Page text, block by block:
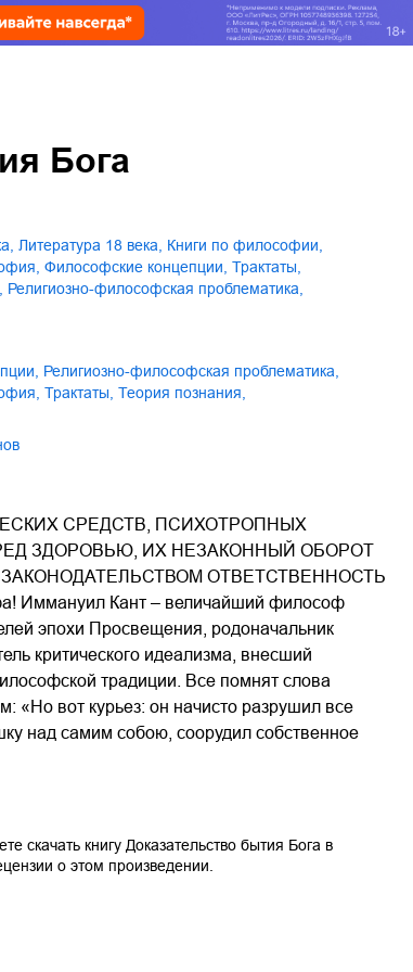
Бога
литература 18 века книги по философии
философские концепции трактаты
религиозно-философская проблематика
религиозно-философская проблематика
трактаты теория познания
СРЕДСТВ, ПСИХОТРОПНЫХ
ЗДОРОВЬЮ, ИХ НЕЗАКОННЫЙ ОБОРОТ
ОТВЕТСТВЕННОСТЬ
Иммануил Кант – величайший философ
эпохи Просвещения, родоначальник
критического идеализма, внесший
традиции. Все помнят слова
«Но вот курьез: он начисто разрушил все
над самим собою, соорудил собственное
скачать книгу Доказательство бытия Бога в
о этом произведении.